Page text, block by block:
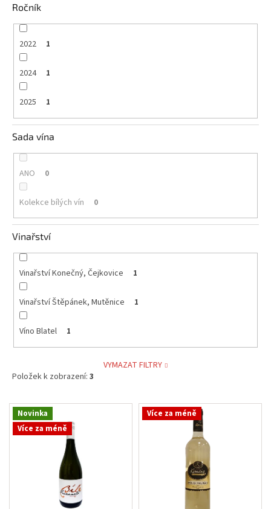
Ročník
2022 1
2024 1
2025 1
Sada vína
ANO 0
Kolekce bílých vín 0
Vinařství
Vinařství Konečný, Čejkovice 1
Vinařství Štěpánek, Mutěnice 1
Víno Blatel 1
VYMAZAT FILTRY
Položek k zobrazení: 3
V Novinka
Více za méně
Více za méně